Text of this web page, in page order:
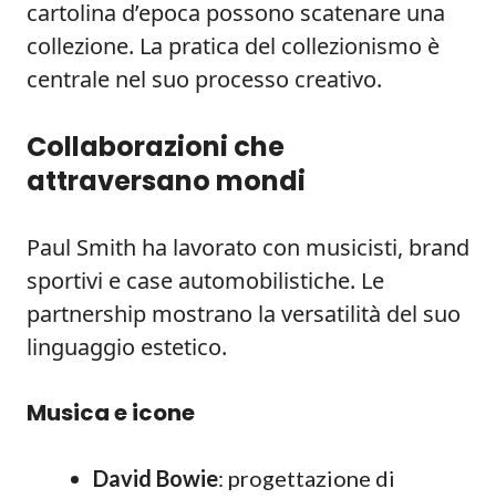
cartolina d’epoca possono scatenare una
collezione. La pratica del collezionismo è
centrale nel suo processo creativo.
Collaborazioni che
attraversano mondi
Paul Smith ha lavorato con musicisti, brand
sportivi e case automobilistiche. Le
partnership mostrano la versatilità del suo
linguaggio estetico.
Musica e icone
David Bowie: progettazione di